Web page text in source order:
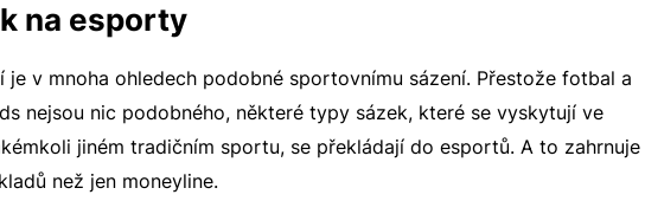
na esporty
je v mnoha ohledech podobné sportovnímu sázení. Přestože fotbal a
nejsou nic podobného, některé typy sázek, které se vyskytují ve
jiném tradičním sportu, se překládají do esportů. A to zahrnuje
než jen moneyline.